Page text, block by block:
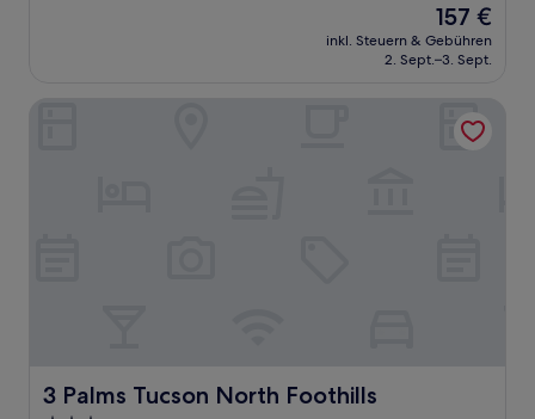
Der
Preis
beträgt
157 €
inkl. Steuern & Gebühren
2. Sept.–3. Sept.
3 Palms Tucson North Foothills
3 Palms Tucson North Foothills